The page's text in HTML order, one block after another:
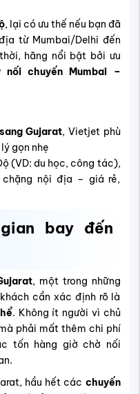
, lại có ưu thế nếu bạn đã
từ Mumbai/Delhi đến
hãng nổi bật bởi ưu
chuyến Mumbai –
Gujarat, Vietjet phù
gọn nhẹ
(VD: du học, công tác),
chặng nội địa – giá rẻ,
bay đến
, một trong những
cần xác định rõ là
. Không ít người vì chủ
phải mất thêm chi phí
tốn hàng giờ chờ nối
hầu hết các chuyến